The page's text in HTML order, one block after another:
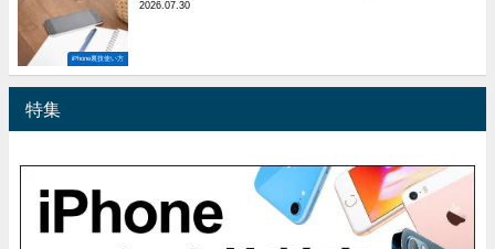
iPhone裏技使い方
2026.07.30
特集